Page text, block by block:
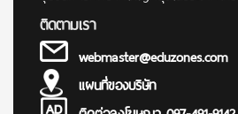
ติดตามเรา
webmaster@eduzones.com
แผนที่ของบริษัท